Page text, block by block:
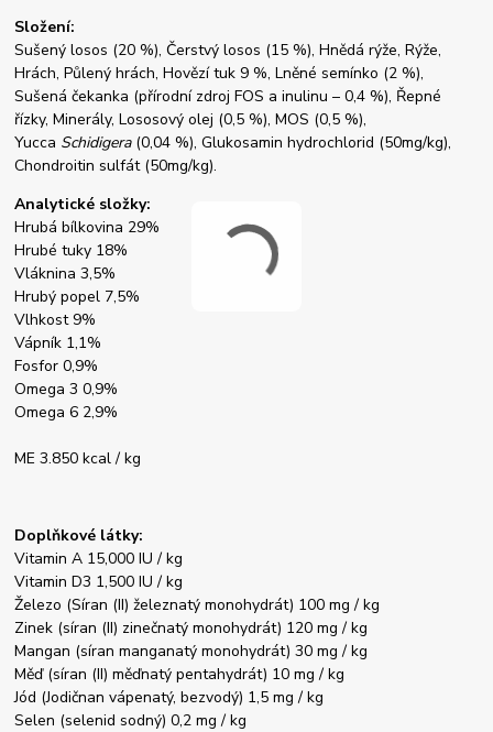
Složení:
Sušený losos (20 %), Čerstvý losos (15 %), Hnědá rýže, Rýže,
Hrách, Půlený hrách, Hovězí tuk 9 %, Lněné semínko (2 %),
Sušená čekanka (přírodní zdroj FOS a inulinu – 0,4 %), Řepné
řízky, Minerály, Lososový olej (0,5 %), MOS (0,5 %),
Yucca Schidigera(0,04 %), Glukosamin hydrochlorid (50mg/kg),
Chondroitin sulfát (50mg/kg).
Analytické složky:
Hrubá bílkovina 29%
Hrubé tuky 18%
Vláknina 3,5%
Hrubý popel 7,5%
Vlhkost 9%
Vápník 1,1%
Fosfor 0,9%
Omega 3 0,9%
Omega 6 2,9%
ME 3.850 kcal / kg
Doplňkové látky:
Vitamin A 15,000 IU / kg
Vitamin D3 1,500 IU / kg
Železo (Síran (II) železnatý monohydrát) 100 mg / kg
Zinek (síran (II) zinečnatý monohydrát) 120 mg / kg
Mangan (síran manganatý monohydrát) 30 mg / kg
Měď (síran (II) měďnatý pentahydrát) 10 mg / kg
Jód (Jodičnan vápenatý, bezvodý) 1,5 mg / kg
Selen (selenid sodný) 0,2 mg / kg